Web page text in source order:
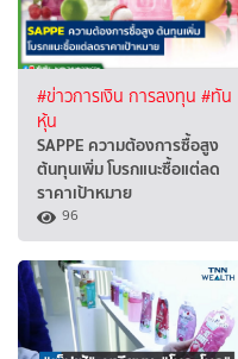
#ข่าวการเงิน การลงทุน #ทัน
หุ้น
SAPPE ความต้องการซื้อสูง
ต้นทุนเพิ่ม โบรกแนะซื้อแต่ลด
ราคาเป้าหมาย
96